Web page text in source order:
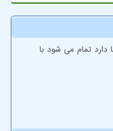
دارد تمام می شود با